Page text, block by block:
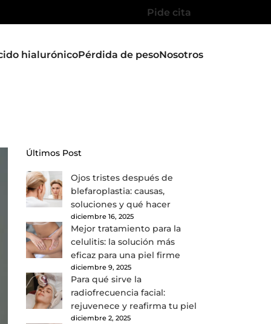
Pide cita
hialurónicoPérdida de pesoNosotros
Últimos Post
Ojos tristes después de
blefaroplastia: causas,
soluciones y qué hacer
diciembre 16, 2025
Mejor tratamiento para la
celulitis: la solución más
eficaz para una piel firme
diciembre 9, 2025
Para qué sirve la
radiofrecuencia facial:
rejuvenece y reafirma tu piel
diciembre 2, 2025